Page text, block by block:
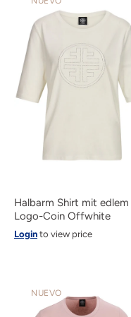
Halbarm Shirt mit edlem
Logo-Coin Offwhite
Login to view price
NUEVO